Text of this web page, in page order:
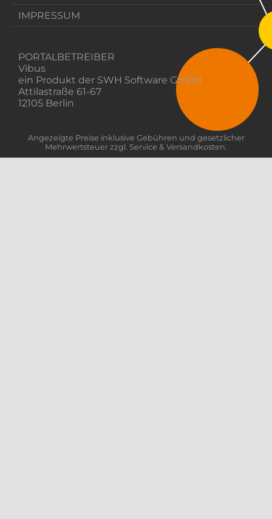
IMPRESSUM
PORTALBETREIBER
Vibus
ein Produkt der SWH Software GmbH
Attilastraße 61-67
12105 Berlin
Angezeigte Preise inklusive Gebühren und gesetzlicher
Mehrwertsteuer zzgl. Service & Versandkosten.